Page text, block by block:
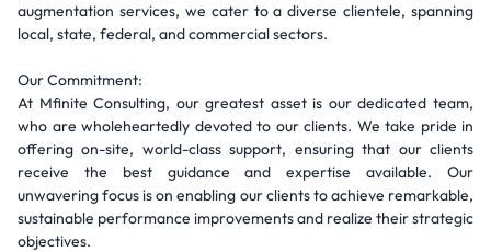
augmentation services, we cater to a diverse clientele, spanning
local, state, federal, and commercial sectors.
Our Commitment:
At Mfinite Consulting, our greatest asset is our dedicated team,
who are wholeheartedly devoted to our clients. We take pride in
offering on-site, world-class support, ensuring that our clients
receive the best guidance and expertise available. Our
unwavering focus is on enabling our clients to achieve remarkable,
sustainable performance improvements and realize their strategic
objectives.